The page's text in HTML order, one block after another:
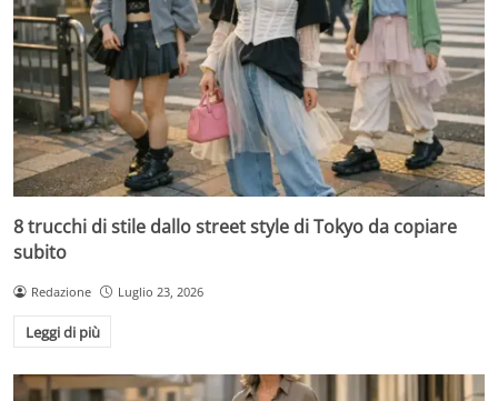
8 trucchi di stile dallo street style di Tokyo da copiare
subito
Redazione Luglio 23, 2026
Leggi di più